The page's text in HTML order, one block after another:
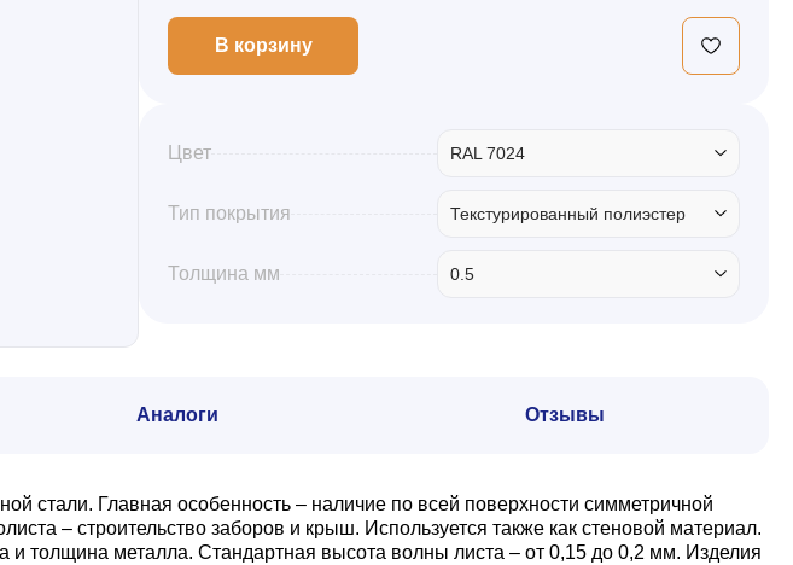
В корзину
Цвет RAL 7024
Тип покрытия Текстурированный полиэстер
Толщина мм 0.5
Аналоги Отзывы
стали. Главная особенность – наличие по всей поверхности симметричной
– строительство заборов и крыш. Используется также как стеновой материал.
толщина металла. Стандартная высота волны листа – от 0,15 до 0,2 мм. Изделия